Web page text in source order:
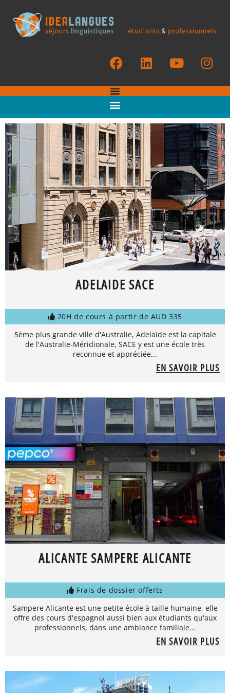
ADELAIDE SACE
20H de cours à partir de AUD 335
5ème plus grande ville d'Australie, Adelaïde est la capitale
de l'Australie-Méridionale, SACE y est une école très
reconnue et appréciée...
EN SAVOIR PLUS
ALICANTE SAMPERE ALICANTE
Frais de dossier offerts
Sampere Alicante est une petite école à taille humaine, elle
offre des cours d'espagnol aussi bien aux étudiants qu'aux
professionnels, dans une ambiance familiale...
EN SAVOIR PLUS